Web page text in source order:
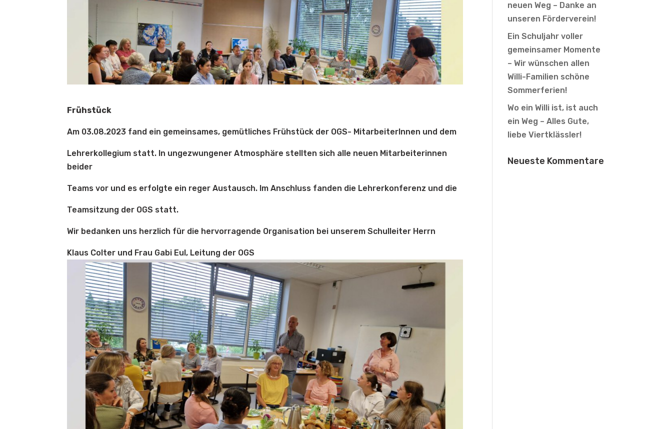
Frühstück
Am 03.08.2023 fand ein gemeinsames, gemütliches Frühstück der OGS- MitarbeiterInnen und dem
Lehrerkollegium statt. In ungezwungener Atmosphäre stellten sich alle neuen Mitarbeiterinnen
beider
Teams vor und es erfolgte ein reger Austausch. Im Anschluss fanden die Lehrerkonferenz und die
Teamsitzung der OGS statt.
Wir bedanken uns herzlich für die hervorragende Organisation bei unserem Schulleiter Herrn
Klaus Colter und Frau Gabi Eul, Leitung der OGS
neuen Weg – Danke an
unseren Förderverein!
Ein Schuljahr voller
gemeinsamer Momente
– Wir wünschen allen
Willi-Familien schöne
Sommerferien!
Wo ein Willi ist, ist auch
ein Weg – Alles Gute,
liebe Viertklässler!
Neueste Kommentare